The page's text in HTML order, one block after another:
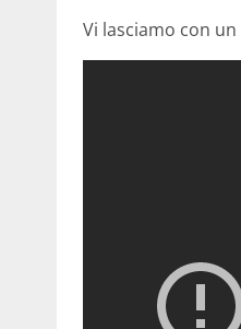
Vi lasciamo con